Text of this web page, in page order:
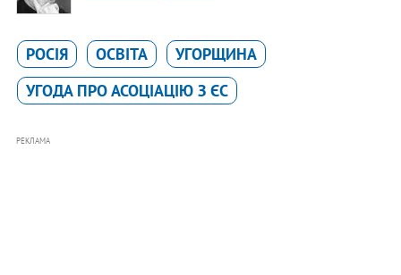
РОСІЯ ОСВІТА
УГОРЩИНА
УГОДА ПРО АСОЦІАЦІЮ З ЄС
РЕКЛАМА